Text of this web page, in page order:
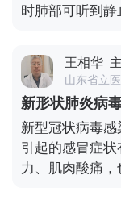
时肺部可听到静止的中
38-39℃达到
儿的通常饮食。 第二，咳嗽有严重的痰。如果宝宝咳
嗽越来越厉害
跳加快，面色苍
。抽搐 患肺炎的婴儿会抽搐。抽搐需要很长时间。抽
搐可以反复发生
四，呼吸急促 气短是肺炎的主要表现，也是一种相对
王相华
山东省立
新形状肺炎病
新型冠状病毒
引起的感冒症
力、肌肉酸痛